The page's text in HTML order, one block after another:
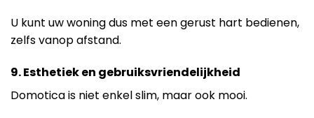
U kunt uw woning dus met een gerust hart bedienen,
zelfs vanop afstand.
9. Esthetiek en gebruiksvriendelijkheid
Domotica is niet enkel slim, maar ook mooi.